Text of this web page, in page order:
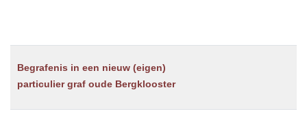
Begrafenis in een nieuw (eigen)
particulier graf oude Bergklooster